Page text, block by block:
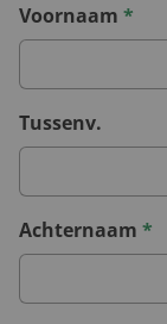
Voornaam *
Tussenv.
Achternaam *